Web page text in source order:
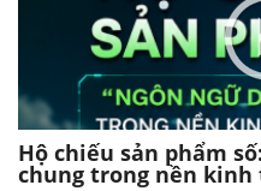
Hộ chiếu sản phẩm
chung trong nền kinh